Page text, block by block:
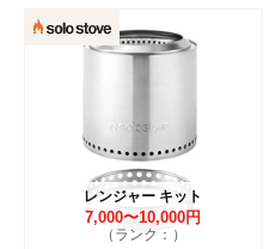
レンジャー キット
7,000〜10,000円
（ランク：）